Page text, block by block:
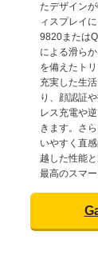
たデザイン
ィスプレイ
9820または
による滑ら
を備えたト
充実した生
り、顔認証
レス充電や
きます。さ
いやすく直
越した性能
最高のスマ